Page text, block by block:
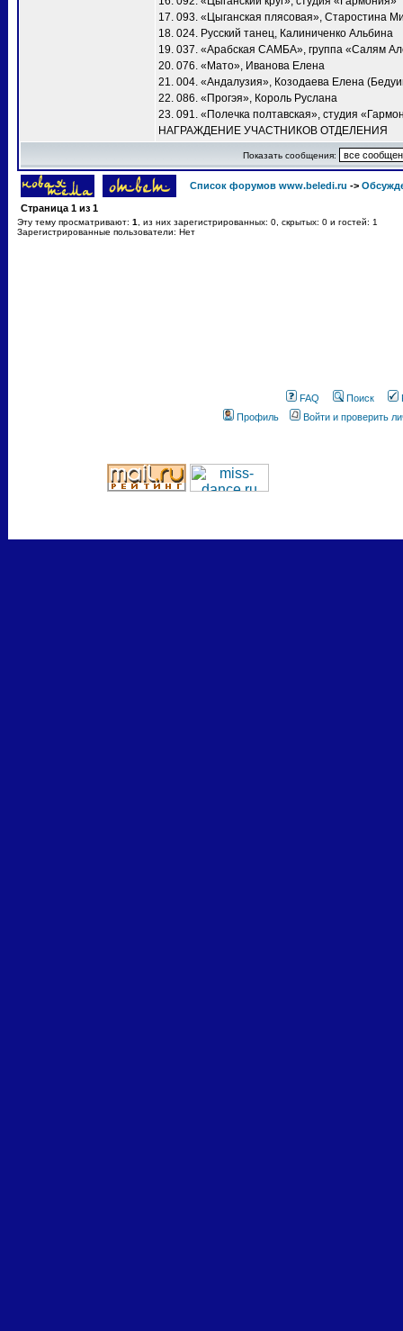
17. 093. «Цыганская плясовая», Старостина
18. 024. Русский танец, Калиниченко Альбина
19. 037. «Арабская САМБА», группа «Салям
20. 076. «Мато», Иванова Елена
21. 004. «Андалузия», Козодаева Елена
22. 086. «Прогэя», Король Руслана
23. 091. «Полечка полтавская», студия
НАГРАЖДЕНИЕ УЧАСТНИКОВ ОТДЕЛЕНИЯ
Показать сообщения:
Список форумов www.beledi.ru ->
Страница 1 из 1
Эту тему просматривают: 1
, из них зарегистрированных: 0, скрытых: 0 и гостей: 1
Зарегистрированные пользователи: Нет
FAQ Поиск
Профиль
Войти и проверить